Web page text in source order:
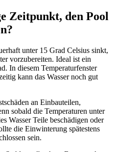
Zeitpunkt, den Pool
unter 15 Grad Celsius sinkt,
vorzubereiten. Ideal ist ein
In diesem Temperaturfenster
kann das Wasser noch gut
an Einbauteilen,
sobald die Temperaturen unter
Wasser Teile beschädigen oder
die Einwinterung spätestens
sein.